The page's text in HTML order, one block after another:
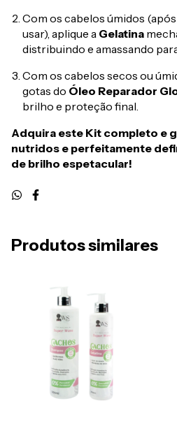
Com os cabelos úmidos
usar), aplique a Gelatina
distribuindo e amassando
Com os cabelos secos ou
gotas do Óleo Reparador
brilho e proteção final.
Adquira este Kit completo e
nutridos e perfeitamente
de brilho espetacular!
Produtos similares